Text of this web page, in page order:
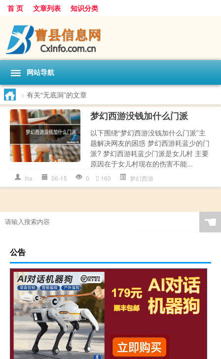
首 页 文章列表 知识分类
网站导航
> 有关“无底洞”的文章
梦幻西游没钱加什么门派
以下围绕“梦幻西游没钱加什么门派”主
题解决网友的困惑 梦幻西游耗蓝少的门
派? 梦幻西游耗蓝少门派是女儿村 主要
原因在于女儿村现在的伤害不能...
lhx 06-15 0 160 梦幻西游
☚
公告